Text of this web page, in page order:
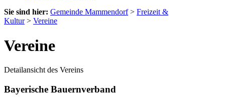
Sie sind hier: Gemeinde Mammendorf> Freizeit &
Kultur> Vereine
Vereine
Detailansicht des Vereins
Bayerische Bauernverband